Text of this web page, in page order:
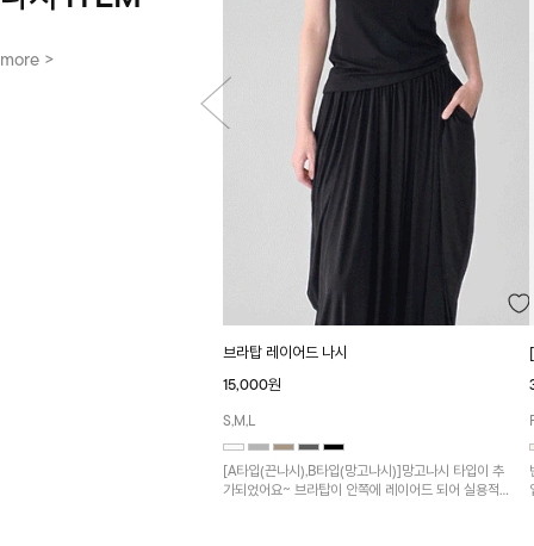
more >
브라탑 레이어드 나시
15,000원
S,M,L
[A타입(끈나시),B타입(망고나시)]망고나시 타입이 추
가되었어요~ 브라탑이 안쪽에 레이어드 되어 실용적